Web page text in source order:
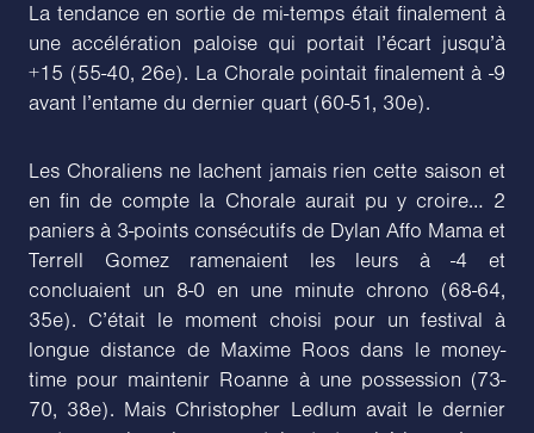
La tendance en sortie de mi-temps était finalement à
une accélération paloise qui portait l’écart jusqu’à
+15 (55-40, 26e). La Chorale pointait finalement à -9
avant l’entame du dernier quart (60-51, 30e).
Les Choraliens ne lachent jamais rien cette saison et
en fin de compte la Chorale aurait pu y croire… 2
paniers à 3-points consécutifs de Dylan Affo Mama et
Terrell Gomez ramenaient les leurs à -4 et
concluaient un 8-0 en une minute chrono (68-64,
35e). C’était le moment choisi pour un festival à
longue distance de Maxime Roos dans le money-
time pour maintenir Roanne à une possession (73-
70, 38e). Mais Christopher Ledlum avait le dernier